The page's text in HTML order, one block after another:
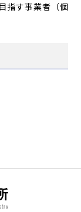
指す事業者（個